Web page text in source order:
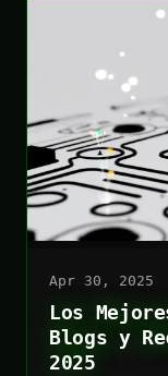
Apr 30, 2025
Los
Blogs y
2025